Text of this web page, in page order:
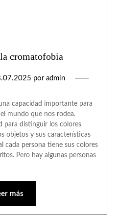
cromatofobia
por admin
capacidad importante para
mundo que nos rodea.
para distinguir los colores
objetos y sus características
cada persona tiene sus colores
Pero hay algunas personas
más